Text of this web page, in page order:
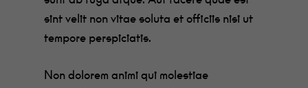
sint velit non vitae soluta et officiis nisi ut
tempore perspiciatis.
Non dolorem animi qui molestiae